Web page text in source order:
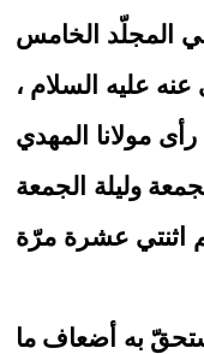
في المجلّد الخامس
عليه السلام ،
مولانا المهدي
وليلة الجمعة
اثنتي عشرة مرّة
به أضعاف ما